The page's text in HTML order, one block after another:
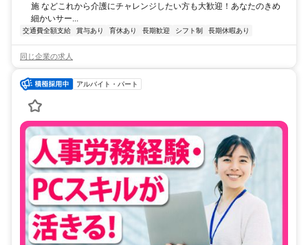
施 などこれから介護にチャレンジしたい方も大歓迎！あなたのきめ
細かいサー...
交通費全額支給 賞与あり 育休あり 長期歓迎 シフト制 長期休暇あり
同じ企業の求人
アルバイト・パート